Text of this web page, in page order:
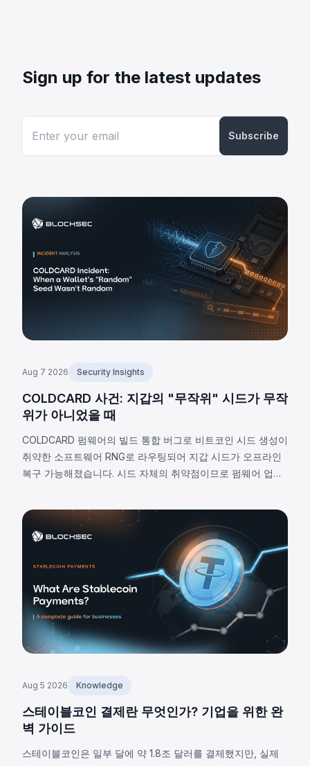
Sign up for the latest updates
Subscribe
Aug 7 2026 Security Insights
COLDCARD 사건: 지갑의 "무작위" 시드가 무작
위가 아니었을 때
COLDCARD 펌웨어의 빌드 통합 버그로 비트코인 시드 생성이
취약한 소프트웨어 RNG로 라우팅되어 지갑 시드가 오프라인
복구 가능해졌습니다. 시드 자체의 취약점이므로 펌웨어 업데
입니다.
Aug 5 2026 Knowledge
스테이블코인 결제란 무엇인가? 기업을 위한 완
벽 가이드
스테이블코인은 일부 달에 약 1.8조 달러를 결제했지만, 실제